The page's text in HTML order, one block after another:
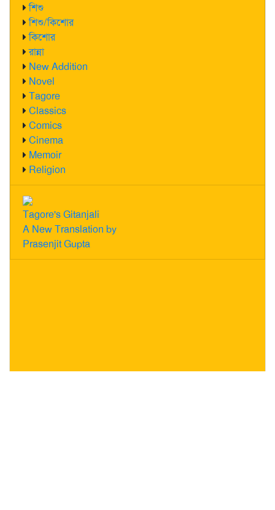
শিশু
শিশু/কিশোর
কিশোর
রান্না
New Addition
Novel
Tagore
Classics
Comics
Cinema
Memoir
Religion
Tagore's Gitanjali
A New Translation by
Prasenjit Gupta